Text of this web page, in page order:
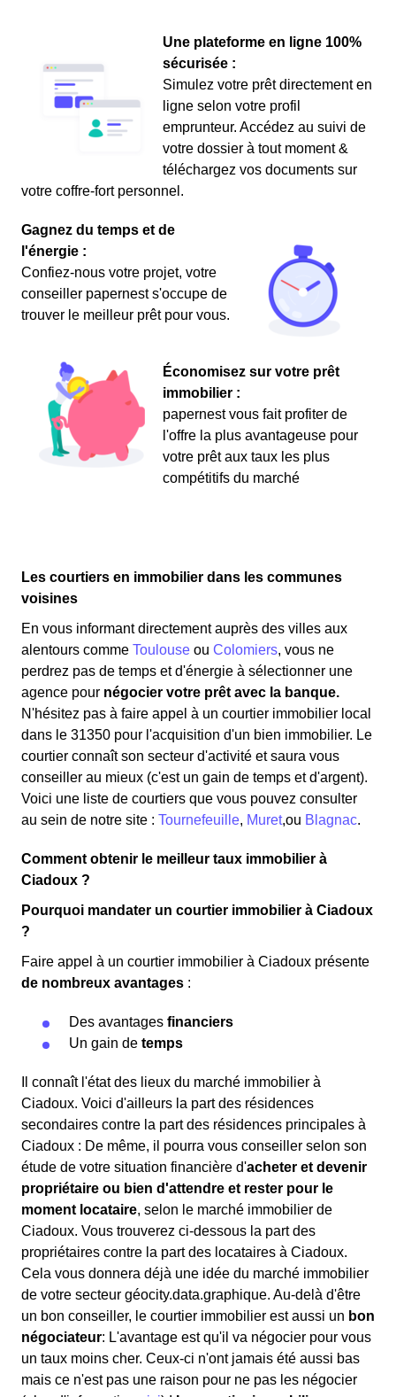
Une plateforme en ligne 100%
sécurisée :
Simulez votre prêt directement en
ligne selon votre profil
emprunteur. Accédez au suivi de
votre dossier à tout moment &
téléchargez vos documents sur
votre coffre-fort personnel.
Gagnez du temps et de
l'énergie :
Confiez-nous votre projet, votre
conseiller papernest s'occupe de
trouver le meilleur prêt pour vous.
Économisez sur votre prêt
immobilier :
papernest vous fait profiter de
l'offre la plus avantageuse pour
votre prêt aux taux les plus
compétitifs du marché
Les courtiers en immobilier dans les communes
voisines
En vous informant directement auprès des villes aux
alentours comme Toulouse ou Colomiers, vous ne
perdrez pas de temps et d'énergie à sélectionner une
agence pour négocier votre prêt avec la banque.
N'hésitez pas à faire appel à un courtier immobilier local
dans le 31350 pour l'acquisition d'un bien immobilier. Le
courtier connaît son secteur d'activité et saura vous
conseiller au mieux (c'est un gain de temps et d'argent).
Voici une liste de courtiers que vous pouvez consulter
au sein de notre site : Tournefeuille, Muret,ou Blagnac.
Comment obtenir le meilleur taux immobilier à
Ciadoux ?
Pourquoi mandater un courtier immobilier à Ciadoux
?
Faire appel à un courtier immobilier à Ciadoux présente
de nombreux avantages :
Des avantages financiers
Un gain de temps
Il connaît l'état des lieux du marché immobilier à
Ciadoux. Voici d'ailleurs la part des résidences
secondaires contre la part des résidences principales à
Ciadoux : De même, il pourra vous conseiller selon son
étude de votre situation financière d'acheter et devenir
propriétaire ou bien d'attendre et rester pour le
moment locataire, selon le marché immobilier de
Ciadoux. Vous trouverez ci-dessous la part des
propriétaires contre la part des locataires à Ciadoux.
Cela vous donnera déjà une idée du marché immobilier
de votre secteur géocity.data.graphique. Au-delà d'être
un bon conseiller, le courtier immobilier est aussi un bon
négociateur: L'avantage est qu'il va négocier pour vous
un taux moins cher. Ceux-ci n'ont jamais été aussi bas
mais ce n'est pas une raison pour ne pas les négocier